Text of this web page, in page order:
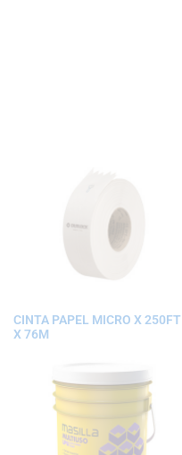
CINTA PAPEL MICRO X 250FT
X 76M